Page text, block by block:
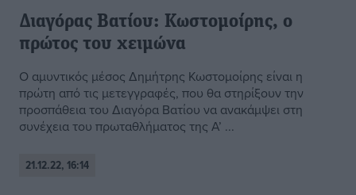
Διαγόρας Βατίου: Κωστομοίρης, ο
πρώτος του χειμώνα
Ο αμυντικός μέσος Δημήτρης Κωστομοίρης είναι η
πρώτη από τις μετεγγραφές, που θα στηρίξουν την
προσπάθεια του Διαγόρα Βατίου να ανακάμψει στη
συνέχεια του πρωταθλήματος της Α’ ...
21.12.22, 16:14